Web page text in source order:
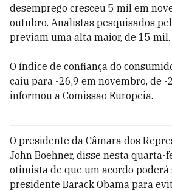
desemprego cresceu 5 mil em
outubro. Analistas pesquisados
previam uma alta maior, de 15 mil.
O índice de confiança do
caiu para -26,9 em novembro, de -
informou a Comissão Europeia.
O presidente da Câmara dos
John Boehner, disse nesta quarta-
otimista de que um acordo poderá
presidente Barack Obama para